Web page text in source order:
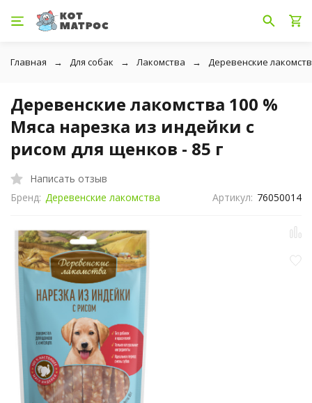
Главная Для собак Лакомства Деревенские
Деревенские лакомства 100 %
Мяса нарезка из индейки с
рисом для щенков - 85 г
Написать отзыв
Бренд: Деревенские лакомства Артикул: 76050014